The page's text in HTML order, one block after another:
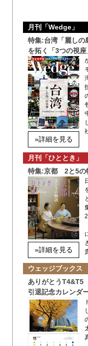
月刊「Wedge」
特集:台湾「麗し
を拓く「3つの視座
»詳細を見る
月刊「ひととき」
特集:京都 2と5の
»詳細を見る
ウェッジブックス
ありがとう
引退記念カレンダ